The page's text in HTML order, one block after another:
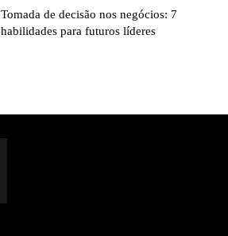
Tomada de decisão nos negócios: 7
habilidades para futuros líderes